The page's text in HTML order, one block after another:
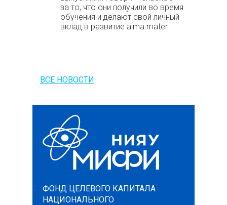
за то, что они получили во время
обучения и делают свой личный
вклад в развитие alma mater.
ВСЕ НОВОСТИ
ФОНД ЦЕЛЕВОГО КАПИТАЛА
НАЦИОНАЛЬНОГО